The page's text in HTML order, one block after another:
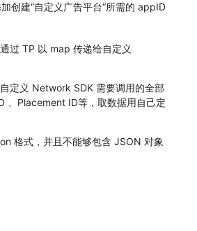
创建“自定义广告平台“所需的 appID
过 TP 以 map 传递给自定义
定义 Network SDK 需要调用的全部
、Placement ID等，取数据用自己定
格式，并且不能够包含 JSON 对象